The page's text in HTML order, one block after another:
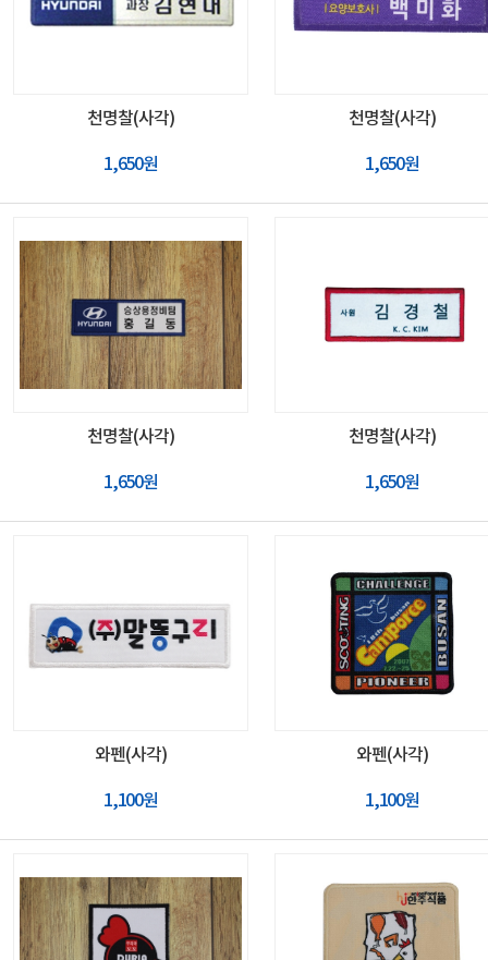
천명찰(사각)
1,650원
천명찰(사각)
1,650원
천명찰(사각)
1,650원
천명찰(사각)
1,650원
와펜(사각)
1,100원
와펜(사각)
1,100원